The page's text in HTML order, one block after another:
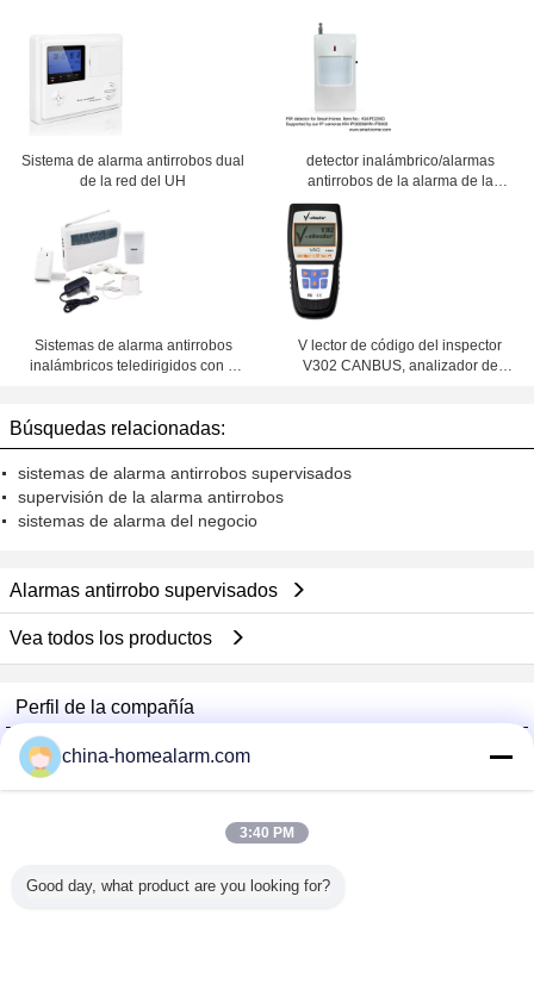
Sistema de alarma antirrobos dual
de la red del UH
detector inalámbrico/alarmas
antirrobos de la alarma de la
alarma/PIR del G/M del hogar
433MHz para las cámaras IP del
Sistemas de alarma antirrobos
inalámbricos teledirigidos con 8
V lector de código del inspector
V302 CANBUS, analizador de
Búsquedas relacionadas:
sistemas de alarma antirrobos supervisados
supervisión de la alarma antirrobos
sistemas de alarma del negocio
Alarmas antirrobo supervisados
Vea todos los productos
Perfil de la compañía
Alarms Series Technology Co., Limited
proveedores calificados
Verified Suplier
china-homealarm.com
3:40 PM
Good day, what product are you looking for?